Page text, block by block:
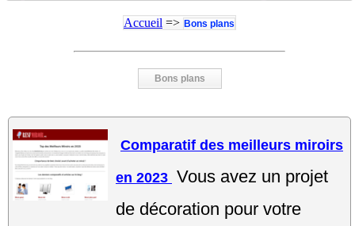
Accueil => Bons plans
Bons plans
Comparatif des meilleurs miroirs
en 2023 Vous avez un projet
de décoration pour votre